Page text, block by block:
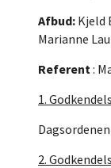
Afbud: Kjeld
Marianne
Referent:
1.
2.